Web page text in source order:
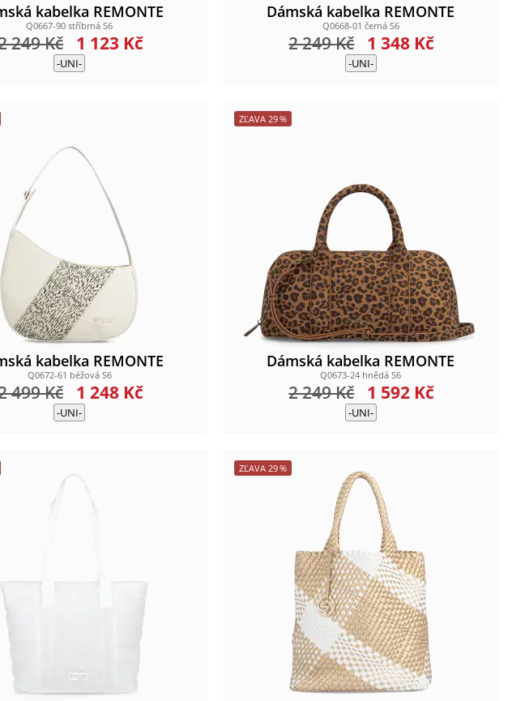
kabelka REMONTE
Q0667-90 stříbrná S6
1 123 Kč
249Kč
-UNI-
Dámská kabelka REMONTE
Q0668-01 černá S6
1 348 Kč
2 249Kč
-UNI-
kabelka REMONTE
Q0672-61 béžová S6
1 248 Kč
499Kč
-UNI-
ZĽAVA 29%
Dámská kabelka REMONTE
Q0673-24 hnědá S6
1 592 Kč
2 249Kč
-UNI-
ZĽAVA 29%